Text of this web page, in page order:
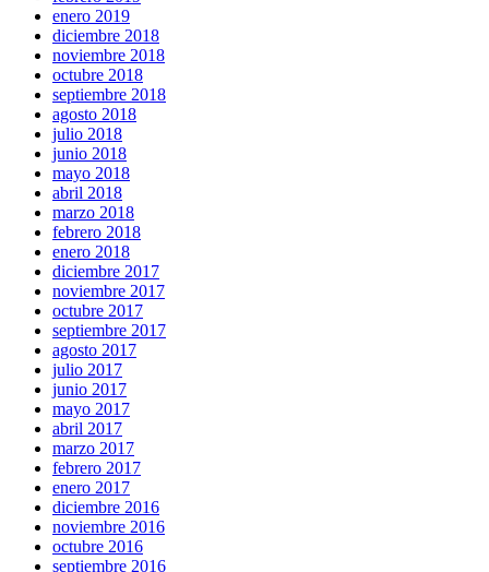
enero 2019
diciembre 2018
noviembre 2018
octubre 2018
septiembre 2018
agosto 2018
julio 2018
junio 2018
mayo 2018
abril 2018
marzo 2018
febrero 2018
enero 2018
diciembre 2017
noviembre 2017
octubre 2017
septiembre 2017
agosto 2017
julio 2017
junio 2017
mayo 2017
abril 2017
marzo 2017
febrero 2017
enero 2017
diciembre 2016
noviembre 2016
octubre 2016
septiembre 2016